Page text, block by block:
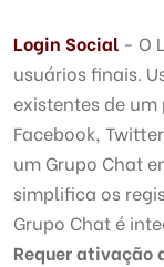
Login Social - O
usuários finais.
existentes de
Facebook,
um Grupo Chat
simplifica os
Grupo Chat é
Requer ativação